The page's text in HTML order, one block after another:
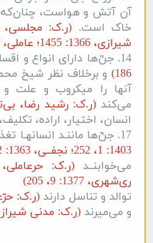
آن آتش و هواست، چنان‌که
خاک است.
شیرازی، 1366: 1455؛ عاملی، 1363: 421و422)
14. جنّ‌ها دارای انواع و اقسامی هستند
186) و برخلاف نظر شیخ
آنها را میکروب و علت
می‌کند (ر.ک: رشید رضا، بی‌تا: 3،
انسان، اختیار، اراده،
17. جنّ‌ها ماننـد انسانهـا تغذیه می‌کننـد
1403: 1، 252؛ نجفــی، 1363: 2، 448)
می‌خوابنــد
ری‌شهری، 1377: 9، 205)
توالد و تناسل دارند(ر.ک: حرّعاملی،
و می‌میرند(ر.ک: مدنی شیرازی، 1368